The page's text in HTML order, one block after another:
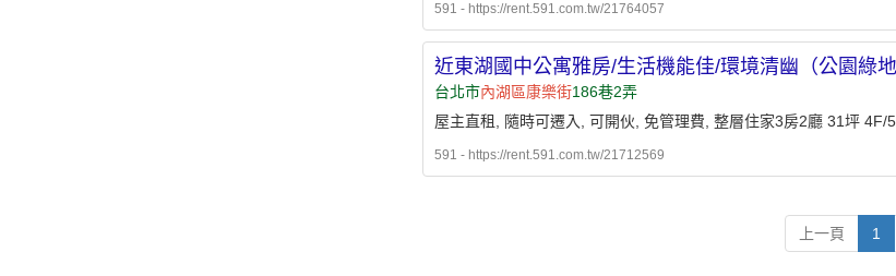
591 - https://rent.591.com.tw/21764057
近東湖國中公寓雅房/生活機能佳/環境清幽（公園綠地
台北市內湖區康樂街186巷2弄
屋主直租, 隨時可遷入, 可開伙, 免管理費, 整層住家3房2廳 31坪 4F/
591 - https://rent.591.com.tw/21712569
上一頁 1